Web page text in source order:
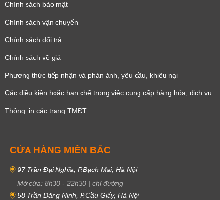
Chính sách bảo mật
Chính sách vận chuyển
Chính sách đổi trả
Chính sách về giá
Phương thức tiếp nhận và phản ánh, yêu cầu, khiêu nại
Các điều kiện hoặc hạn chế trong việc cung cấp hàng hóa, dịch vụ
Thông tin các trang TMĐT
CỬA HÀNG MIỀN BẮC
97 Trần Đại Nghĩa, P.Bạch Mai, Hà Nội
Mở cửa: 8h30 - 22h30 | chỉ đường
58 Trần Đăng Ninh, P.Cầu Giấy, Hà Nội